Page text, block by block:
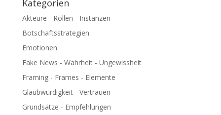
Kategorien
Akteure - Rollen - Instanzen
Botschaftsstrategien
Emotionen
Fake News - Wahrheit - Ungewissheit
Framing - Frames - Elemente
Glaubwürdigkeit - Vertrauen
Grundsätze - Empfehlungen